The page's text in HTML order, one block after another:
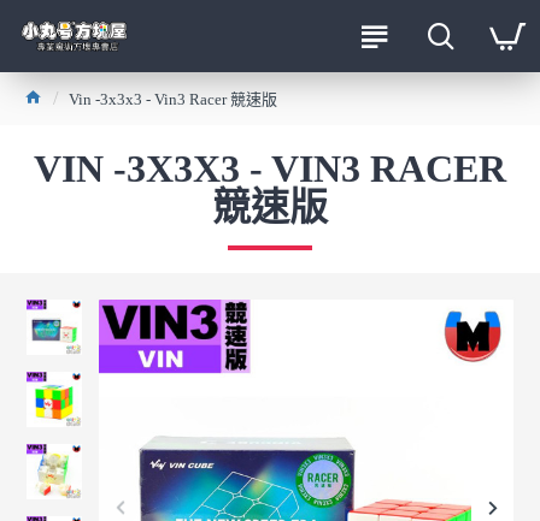
Vin -3x3x3 - Vin3 Racer 競速版
VIN -3X3X3 - VIN3 RACER
競速版